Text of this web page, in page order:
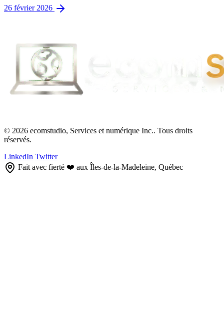
26 février 2026
© 2026 ecomstudio, Services et numérique Inc.. Tous droits
réservés.
LinkedIn Twitter
Fait avec fierté ❤️ aux Îles-de-la-Madeleine, Québec